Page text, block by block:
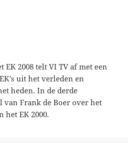
EK 2008 telt VI TV af met een
uit het verleden en
heden. In de derde
Frank de Boer over het
het EK 2000.